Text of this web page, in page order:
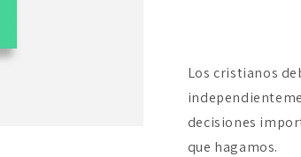
Los cristianos
decisiones
que hagamos.